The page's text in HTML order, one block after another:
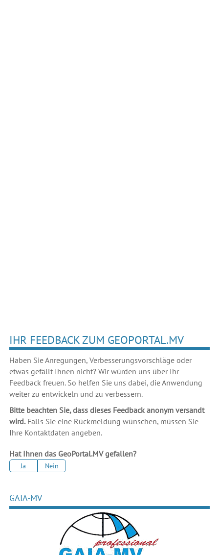
IHR FEEDBACK ZUM GEOPORTAL.MV
Haben Sie Anregungen, Verbesserungsvorschläge oder
etwas gefällt Ihnen nicht? Wir würden uns über Ihr
Feedback freuen. So helfen Sie uns dabei, die Anwendung
weiter zu entwickeln und zu verbessern.
Bitte beachten Sie, dass dieses Feedback anonym versandt
wird.Falls Sie eine Rückmeldung wünschen, müssen Sie
Ihre Kontaktdaten angeben.
Hat Ihnen das GeoPortal.MV gefallen?
Ja Nein
GAIA-MV